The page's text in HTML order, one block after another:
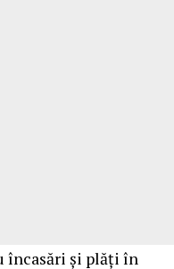
încasări și plăți în